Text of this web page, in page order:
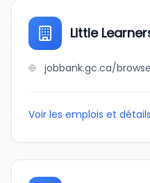
Little
Voir les emplois et détails